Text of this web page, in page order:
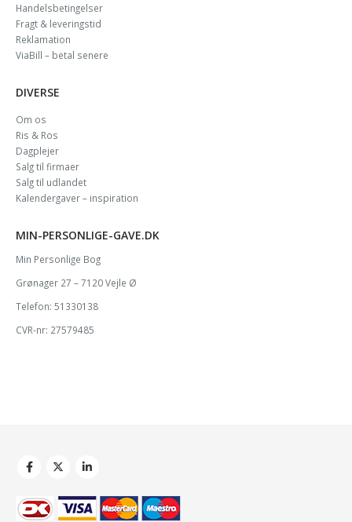
Handelsbetingelser
Fragt & leveringstid
Reklamation
ViaBill – betal senere
DIVERSE
Om os
Ris & Ros
Dagplejer
Salg til firmaer
Salg til udlandet
Kalendergaver – inspiration
MIN-PERSONLIGE-GAVE.DK
Min Personlige Bog
Grønager 27 – 7120 Vejle Ø
Telefon: 51330138
CVR-nr: 27579485